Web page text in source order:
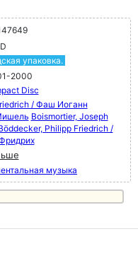
упаковка.
2000
Disc
/ Фаш Иоганн
Boismortier, Joseph
Philipp Friedrich /
музыка